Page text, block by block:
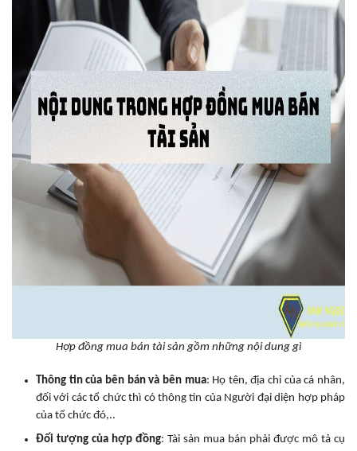
Hợp đồng mua bán tài sản gồm những nội dung gì
Thông tin của bên bán và bên mua: Họ tên, địa chỉ của cá nhân,
đối với các tổ chức thì có thông tin của Người đại diện hợp pháp
của tổ chức đó,..
Đối tượng của hợp đồng: Tài sản mua bán phải được mô tả cụ